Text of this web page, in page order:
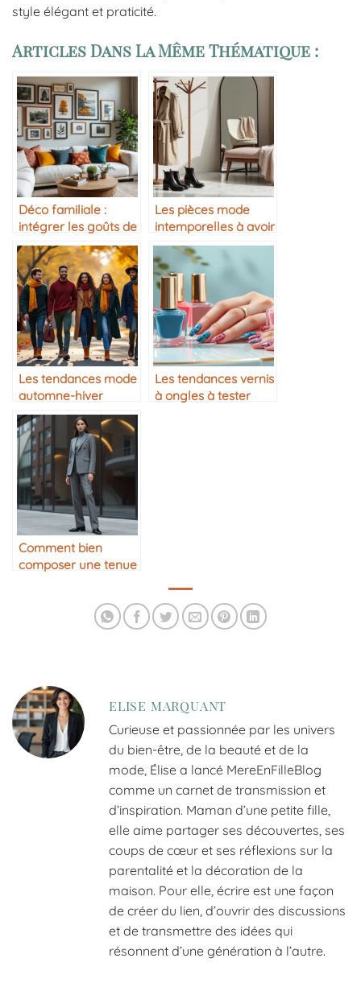
style élégant et praticité.
Articles Dans La Même Thématique :
Déco familiale :
intégrer les goûts de
chacun
Les pièces mode
intemporelles à avoir
dans sa garde-robe
Les tendances mode
automne-hiver
Les tendances vernis
à ongles à tester
Comment bien
composer une tenue
ELISE MARQUANT
Curieuse et passionnée par les univers
du bien-être, de la beauté et de la
mode, Élise a lancé MereEnFilleBlog
comme un carnet de transmission et
d’inspiration. Maman d’une petite fille,
elle aime partager ses découvertes, ses
coups de cœur et ses réflexions sur la
parentalité et la décoration de la
maison. Pour elle, écrire est une façon
de créer du lien, d’ouvrir des discussions
et de transmettre des idées qui
résonnent d’une génération à l’autre.